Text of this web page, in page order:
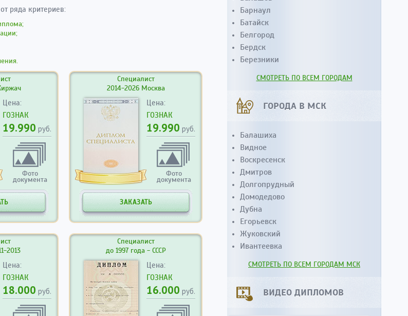
ряда критериев:
Цена:
ГОЗНАК
19.990 руб.
Фото
документа
Специалист
2014-2026 Москва
Цена:
ГОЗНАК
19.990 руб.
Фото
документа
ЗАКАЗАТЬ
2013
Цена:
ГОЗНАК
18.000 руб.
Специалист
до 1997 года - СССР
Цена:
ГОЗНАК
16.000 руб.
Барнаул
Батайск
Белгород
Бердск
Березники
СМОТРЕТЬ ПО ВСЕМ ГОРОДАМ
ГОРОДА В МСК
Балашиха
Видное
Воскресенск
Дмитров
Долгопрудный
Домодедово
Дубна
Егорьевск
Жуковский
Ивантеевка
СМОТРЕТЬ ПО ВСЕМ ГОРОДАМ МСК
ВИДЕО ДИПЛОМОВ